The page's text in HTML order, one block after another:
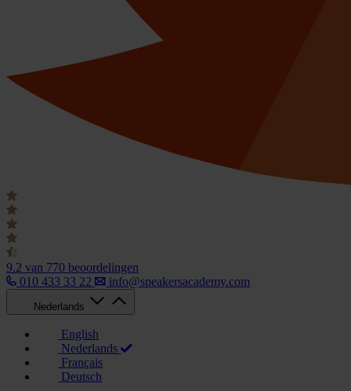
9.2 van 770 beoordelingen
010 433 33 22
info@speakersacademy.com
Nederlands
English
Nederlands
Français
Deutsch